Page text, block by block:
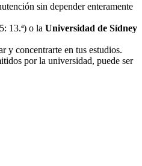
sin depender enteramente
13.ª) o la Universidad de Sídney
y concentrarte en tus estudios.
por la universidad, puede ser